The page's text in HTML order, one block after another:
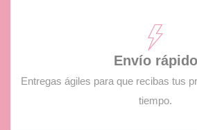
Envío rápido
Entregas ágiles para que recibas tus
tiempo.